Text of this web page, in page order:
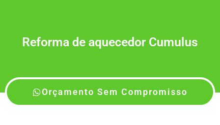
Reforma de aquecedor Cumulus
Orçamento Sem Compromisso